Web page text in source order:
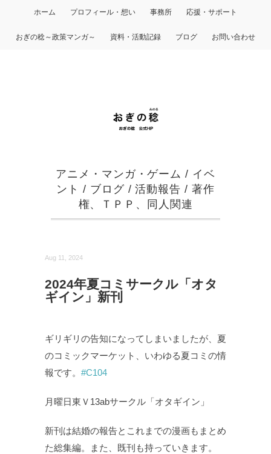
ホーム プロフィール・想い 事務所 応援・サポート
おぎの稔～政策マンガ～ 資料・活動記録 ブログ お問い合わせ
アニメ・マンガ・ゲーム / イベ
ント / ブログ/活動報告 / 著作
権、ＴＰＰ、同人関連
Aug 11, 2024
2024年夏コミサークル「オタ
ギイン」新刊
ギリギリの告知になってしまいましたが、夏
のコミックマーケット、いわゆる夏コミの情
報です。 #C104
月曜日東Ｖ13abサークル「オタギイン」
新刊は結婚の報告とこれまでの漫画もまとめ
た総集編。また、既刊も持っていきます。